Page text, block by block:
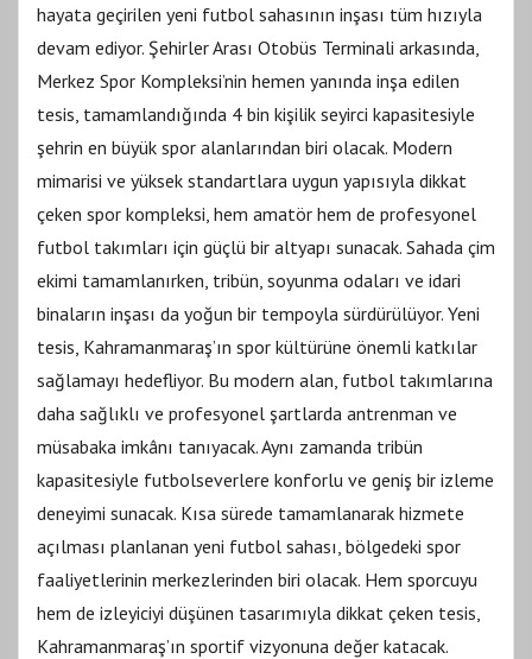
hayata geçirilen yeni futbol sahasının inşası tüm hızıyla
devam ediyor. Şehirler Arası Otobüs Terminali arkasında,
Merkez Spor Kompleksi’nin hemen yanında inşa edilen
tesis, tamamlandığında 4 bin kişilik seyirci kapasitesiyle
şehrin en büyük spor alanlarından biri olacak. Modern
mimarisi ve yüksek standartlara uygun yapısıyla dikkat
çeken spor kompleksi, hem amatör hem de profesyonel
futbol takımları için güçlü bir altyapı sunacak. Sahada çim
ekimi tamamlanırken, tribün, soyunma odaları ve idari
binaların inşası da yoğun bir tempoyla sürdürülüyor. Yeni
tesis, Kahramanmaraş’ın spor kültürüne önemli katkılar
sağlamayı hedefliyor. Bu modern alan, futbol takımlarına
daha sağlıklı ve profesyonel şartlarda antrenman ve
müsabaka imkânı tanıyacak. Aynı zamanda tribün
kapasitesiyle futbolseverlere konforlu ve geniş bir izleme
deneyimi sunacak. Kısa sürede tamamlanarak hizmete
açılması planlanan yeni futbol sahası, bölgedeki spor
faaliyetlerinin merkezlerinden biri olacak. Hem sporcuyu
hem de izleyiciyi düşünen tasarımıyla dikkat çeken tesis,
Kahramanmaraş’ın sportif vizyonuna değer katacak.